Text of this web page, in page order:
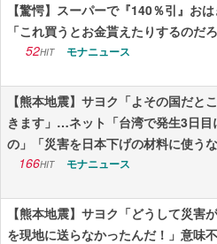
【驚愕】スーパーで『140％引』お
「これ買うとお金貰えたりするのだ
52HIT モナニュース
【熊本地震】サヨク「よその国だと
きます」…ネット「台湾で発生3日目
の」「災害を日本下げの材料に使うな
166HIT モナニュース
【熊本地震】サヨク「どうして災害
を現地に送らなかったんだ！」意味